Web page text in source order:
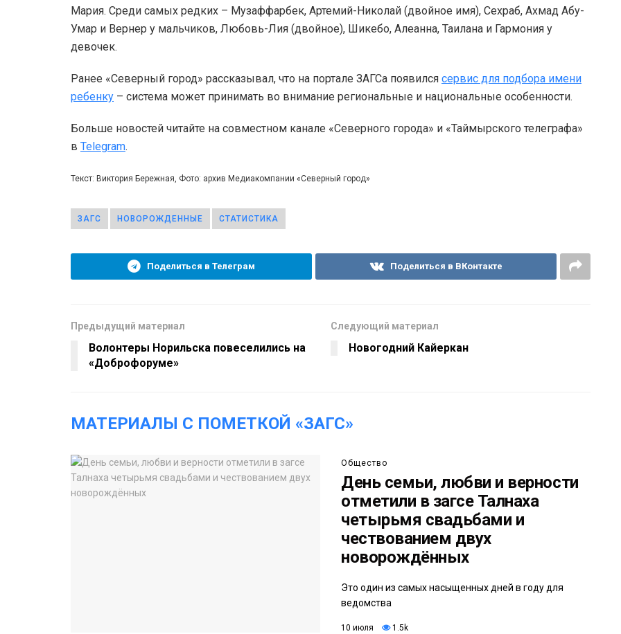
Мария. Среди самых редких – Музаффарбек, Артемий-Николай (двойное имя), Сехраб, Ахмад Абу-
Умар и Вернер у мальчиков, Любовь-Лия (двойное), Шикебо, Алеанна, Таилана и Гармония у
девочек.
Ранее «Северный город» рассказывал, что на портале ЗАГСа появился сервис для подбора имени
ребенку – система может принимать во внимание региональные и национальные особенности.
Больше новостей читайте на совместном канале «Северного города» и «Таймырского телеграфа»
в Telegram.
Текст: Виктория Бережная, Фото: архив Медиакомпании «Северный город»
ЗАГС НОВОРОЖДЕННЫЕ СТАТИСТИКА
Поделиться в Телеграм Поделиться в ВКонтакте
Предыдущий материал
Волонтеры Норильска повеселились на
«Доброфоруме»
Следующий материал
Новогодний Кайеркан
МАТЕРИАЛЫ С ПОМЕТКОЙ «ЗАГС»
Общество
День семьи, любви и верности
отметили в загсе Талнаха
четырьмя свадьбами и
чествованием двух
новорождённых
Это один из самых насыщенных дней в году для
ведомства
10 июля 1.5k